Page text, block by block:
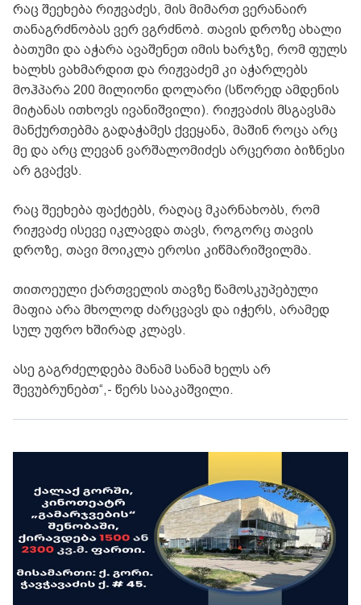
რაც შეეხება რიჟვაძეს, მის მიმართ ვერანაირ
თანაგრძნობას ვერ ვგრძნობ. თავის დროზე ახალი
ბათუმი და აჭარა ავაშენეთ იმის ხარჯზე, რომ ფულს
ხალხს ვახმარდით და რიჟვაძემ კი აჭარლებს
მოჰპარა 200 მილიონი დოლარი (სწორედ ამდენის
მიტანას ითხოვს ივანიშვილი). რიჟვაძის მსგავსმა
მანქურთებმა გადაჭამეს ქვეყანა, მაშინ როცა არც
მე და არც ლევან ვარშალომიძეს არცერთი ბიზნესი
არ გვაქვს.
რაც შეეხება ფაქტებს, რაღაც მკარნახობს, რომ
რიჟვაძე ისევე იკლავდა თავს, როგორც თავის
დროზე, თავი მოიკლა ეროსი კიწმარიშვილმა.
თითოეული ქართველის თავზე წამოსკუპებული
მაფია არა მხოლოდ ძარცვავს და იჭერს, არამედ
სულ უფრო ხშირად კლავს.
ასე გაგრძელდება მანამ სანამ ხელს არ
შევუბრუნებთ“,- წერს სააკაშვილი.